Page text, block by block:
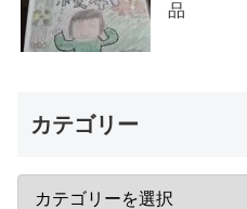
品
カテゴリー